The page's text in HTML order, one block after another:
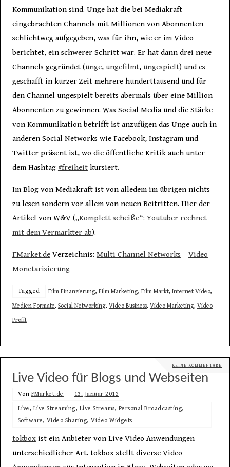
Kommunikation sind. Unge hat die bei Mediakraft
eingebrachten Channels mit Millionen von Abonnenten
schlichtweg aufgegeben, was für ihn, wie er im Video
berichtet, ein schwerer Schritt war. Er hat dann drei neue
Channels gegründet (unge, ungefilmt, ungespielt) und es
geschafft in kurzer Zeit mehrere hunderttausend und für
den Channel ungespielt bereits abermals über eine Million
Abonnenten zu gewinnen. Was Social Media und die Stärke
von Kommunikation betrifft ist anzufügen das Unge auch in
anderen Social Networks wie Facebook, Instagram und
Twitter präsent ist, wo die öffentliche Kritik auch unter
dem Hashtag #freiheitkursiert.
Im Blog von Mediakraft ist von alledem im übrigen nichts
zu lesen sondern vor allem von neuen Beitritten. Hier der
Artikel von W&V („Komplett scheiße“: Youtuber rechnet
mit dem Vermarkter ab).
FMarket.deVerzeichnis: Multi Channel Networks – Video
Monetarisierung
Tagged Film Finanzierung, Film Marketing, Film Markt, Internet Video,
Medien Formate, Social Networking, Video Business, Video Marketing, Video
Profit
KEINE KOMMENTARE
Live Video für Blogs und Webseiten
Von FMarket.de 13. Januar 2012
Live, Live Streaming, Live Streams, Personal Broadcasting,
Software, Video Sharing,Video Widgets
tokboxist ein Anbieter von Live Video Anwendungen
unterschiedlicher Art. tokbox stellt diverse Video